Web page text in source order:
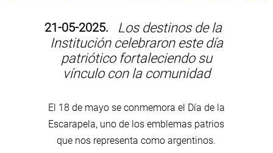
21-05-2025.
Los destinos de la
Institución celebraron este día
patriótico fortaleciendo su
vínculo con la comunidad
El 18 de mayo se conmemora el Día de la
Escarapela, uno de los emblemas patrios
que nos representa como argentinos.